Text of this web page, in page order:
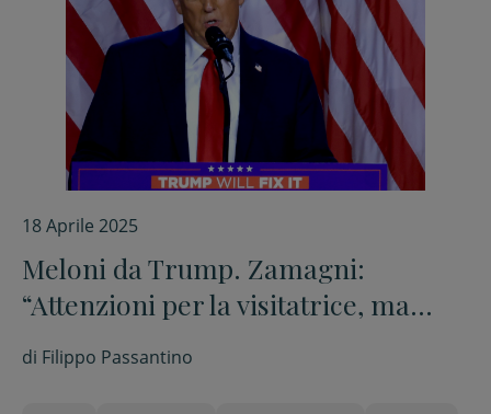
18 Aprile 2025
Meloni da Trump. Zamagni:
“Attenzioni per la visitatrice, ma
promesse irrealizzabili”
di Filippo Passantino